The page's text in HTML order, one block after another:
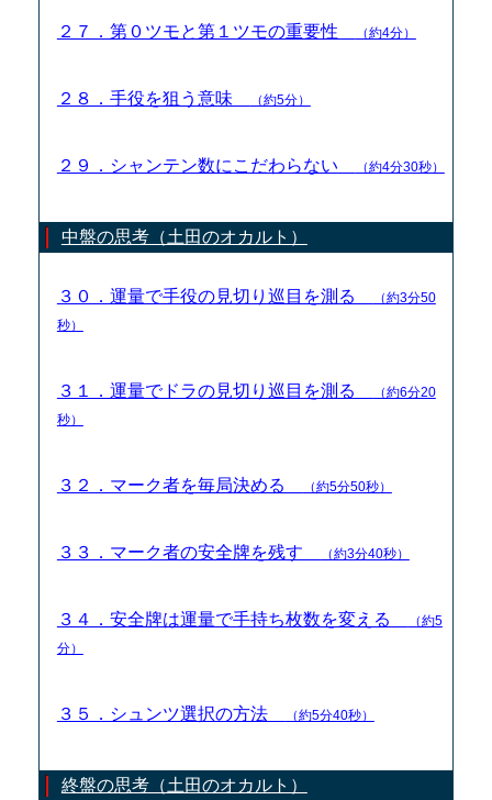
２７．第０ツモと第１ツモの重要性 （約4分）
２８．手役を狙う意味 （約5分）
２９．シャンテン数にこだわらない （約4分30秒）
中盤の思考（土田のオカルト）
３０．運量で手役の見切り巡目を測る
（約3分50
秒）
３１．運量でドラの見切り巡目を測る
（約6分20
秒）
３２．マーク者を毎局決める （約5分50秒）
３３．マーク者の安全牌を残す （約3分40秒）
３４．安全牌は運量で手持ち枚数を変える
（約5
分）
３５．シュンツ選択の方法 （約5分40秒）
終盤の思考（土田のオカルト）